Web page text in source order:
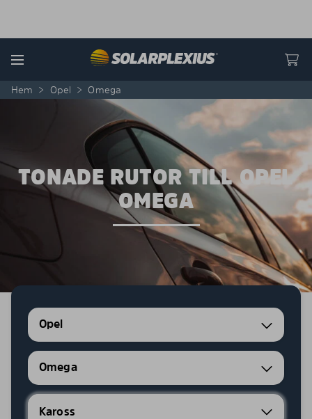
Menu
Hem > Opel > Omega
TONADE RUTOR TILL OPEL
OMEGA
Opel
Omega